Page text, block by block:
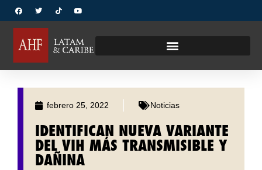
febrero 25, 2022 Noticias
IDENTIFICAN NUEVA VARIANTE
DEL VIH MÁS TRANSMISIBLE Y
DAÑINA